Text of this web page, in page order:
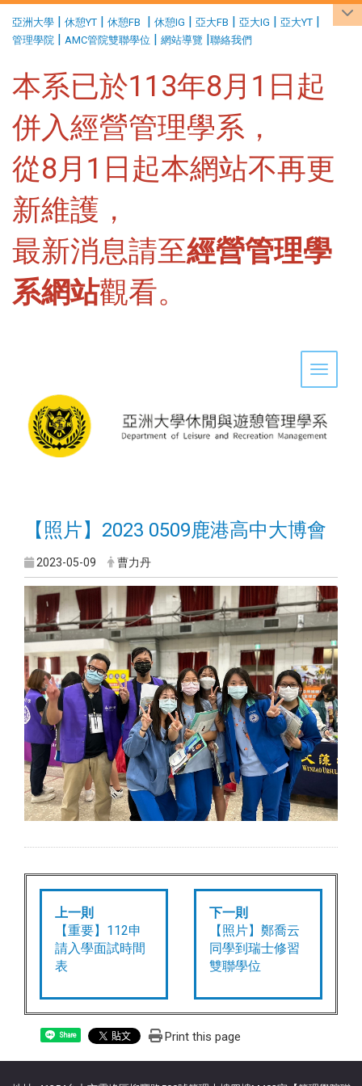
亞洲大學 | 休憩YT | 休憩FB | 休憩IG | 亞大FB | 亞大IG | 亞大YT |
管理學院 | AMC管院雙聯學位 | 網站導覽 |聯絡我們
本系已於113年8月1日起
併入經營管理學系，
從8月1日起本網站不再更
新維護，
最新消息請至經營管理學
系網站觀看。
Toggle
【照片】2023 0509鹿港高中大博會
2023-05-09 曹力丹
上一則
【重要】112申
請入學面試時間
表
下一則
【照片】鄭喬云
同學到瑞士修習
雙聯學位
Share Print this page